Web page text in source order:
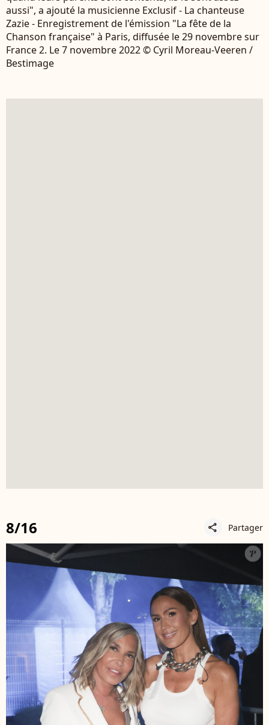
aussi", a ajouté la musicienne Exclusif - La chanteuse
Zazie - Enregistrement de l'émission "La fête de la
Chanson française" à Paris, diffusée le 29 novembre sur
France 2. Le 7 novembre 2022 © Cyril Moreau-Veeren /
Bestimage
8/16 share Partager